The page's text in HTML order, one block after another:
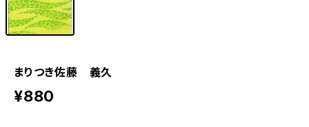
まりつき佐藤 義久
¥880